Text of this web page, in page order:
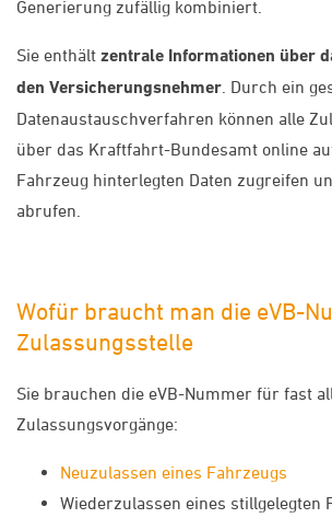
Generierung zufällig kombiniert.
Sie enthält zentrale Informationen über
den Versicherungsnehmer . Durch ein
Datenaustauschverfahren können alle
über das Kraftfahrt-Bundesamt online
Fahrzeug hinterlegten Daten zugreifen
abrufen.
Wofür braucht man die eVB-
Zulassungsstelle
Sie brauchen die eVB-Nummer für fast
Zulassungsvorgänge:
Neuzulassen eines Fahrzeugs
Wiederzulassen eines stillgelegten